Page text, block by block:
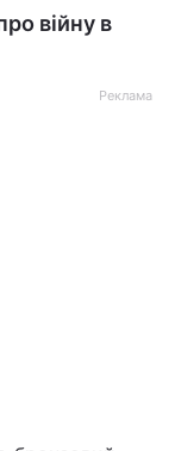
війну в
Реклама